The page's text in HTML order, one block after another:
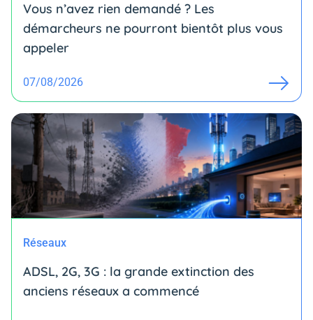
Vous n’avez rien demandé ? Les
démarcheurs ne pourront bientôt plus vous
appeler
07/08/2026
Réseaux
ADSL, 2G, 3G : la grande extinction des
anciens réseaux a commencé